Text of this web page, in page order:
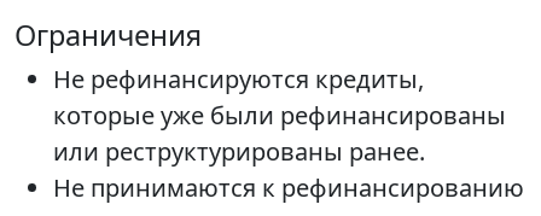
Ограничения
Не рефинансируются кредиты,
которые уже были рефинансированы
или реструктурированы ранее.
Не принимаются к рефинансированию